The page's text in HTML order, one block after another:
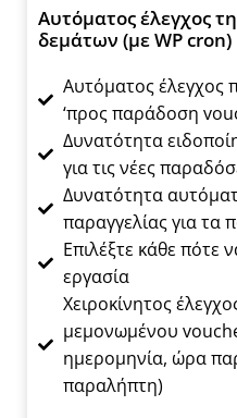
Αυτόματος έλεγχος
δεμάτων (με WP cron)
Αυτόματος
‘προς παράδοση
Δυνατότητα
για τις νέες
Δυνατότητα
παραγγελίας για τα
Επιλέξτε κάθε πότε
εργασία
Χειροκίνητος
μεμονωμένου
ημερομηνία, ώρα
παραλήπτη)